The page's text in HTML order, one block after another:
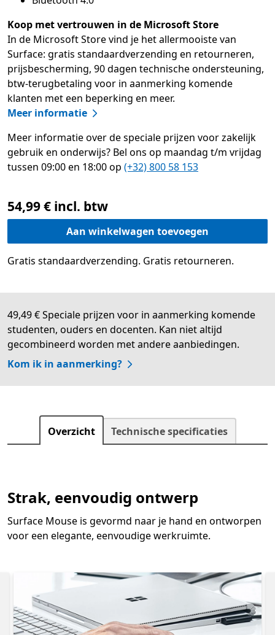
Koop met vertrouwen in de Microsoft Store​
In de Microsoft Store vind je het allermooiste van
Surface: gratis standaardverzending en retourneren,
prijsbescherming, 90 dagen technische ondersteuning,
btw-terugbetaling voor in aanmerking komende
klanten met een beperking en meer.​
Meer informatie
Meer informatie over de speciale prijzen voor zakelijk
gebruik en onderwijs? Bel ons op maandag t/m vrijdag
tussen 09:00 en 18:00 op (+32) 800 58 153
54,99 € incl. btw
Aan winkelwagen toevoegen
Gratis standaardverzending. Gratis retourneren.
49,49 € Speciale prijzen voor in aanmerking komende
studenten, ouders en docenten. Kan niet altijd
gecombineerd worden met andere aanbiedingen.
Kom ik in aanmerking?
Overzicht Technische specificaties
Strak, eenvoudig ontwerp
Surface Mouse is gevormd naar je hand en ontworpen
voor een elegante, eenvoudige werkruimte.
Slide 1 of 3. Aanvulling op je Surface
Overslaan Functies van Surface Mouse